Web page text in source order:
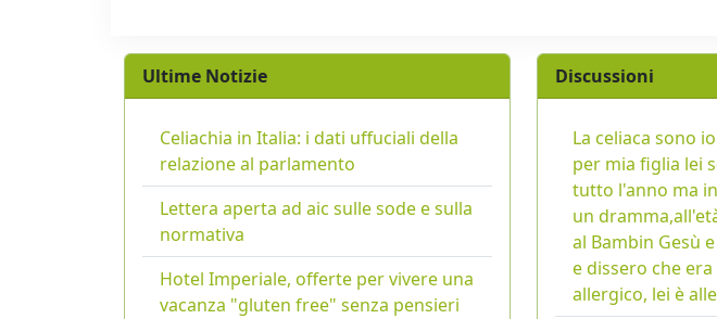
Ultime Notizie
Celiachia in Italia: i dati uffuciali della
relazione al parlamento
Lettera aperta ad aic sulle sode e sulla
normativa
Hotel Imperiale, offerte per vivere una
vacanza "gluten free" senza pensieri
Discussioni
La celiaca sono
per mia figlia lei
tutto l'anno ma
un
al Bambin Gesù
e dissero che
allergico, lei è